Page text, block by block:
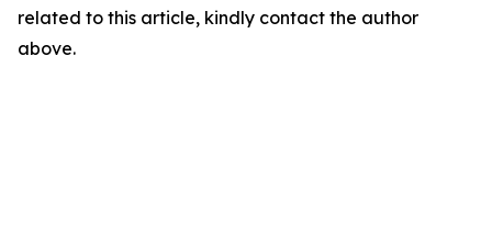
related to this article, kindly contact the author
above.